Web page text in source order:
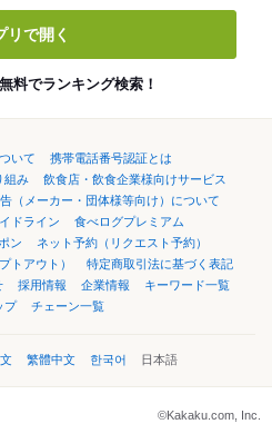
リで開く
料でランキング検索！
いて
携帯電話番号認証とは
組み
飲食店・飲食企業様向けサービス
（メーカー・団体様等向け）について
ドライン
食べログプレミアム
ン
ネット予約（リクエスト予約）
トアウト）
特定商取引法に基づく表記
採用情報 企業情報
キーワード一覧
プ
チェーン一覧
繁體中文 한국어 日本語
©Kakaku.com, Inc.